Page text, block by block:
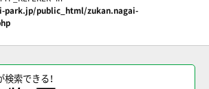
park.jp/public_html/zukan.nagai-
索できる！